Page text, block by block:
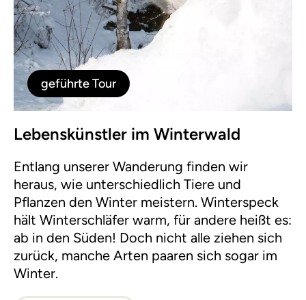
geführte Tour
Lebenskünstler im Winterwald
Entlang unserer Wanderung finden wir
heraus, wie unterschiedlich Tiere und
Pflanzen den Winter meistern. Winterspeck
hält Winterschläfer warm, für andere heißt es:
ab in den Süden! Doch nicht alle ziehen sich
zurück, manche Arten paaren sich sogar im
Winter.